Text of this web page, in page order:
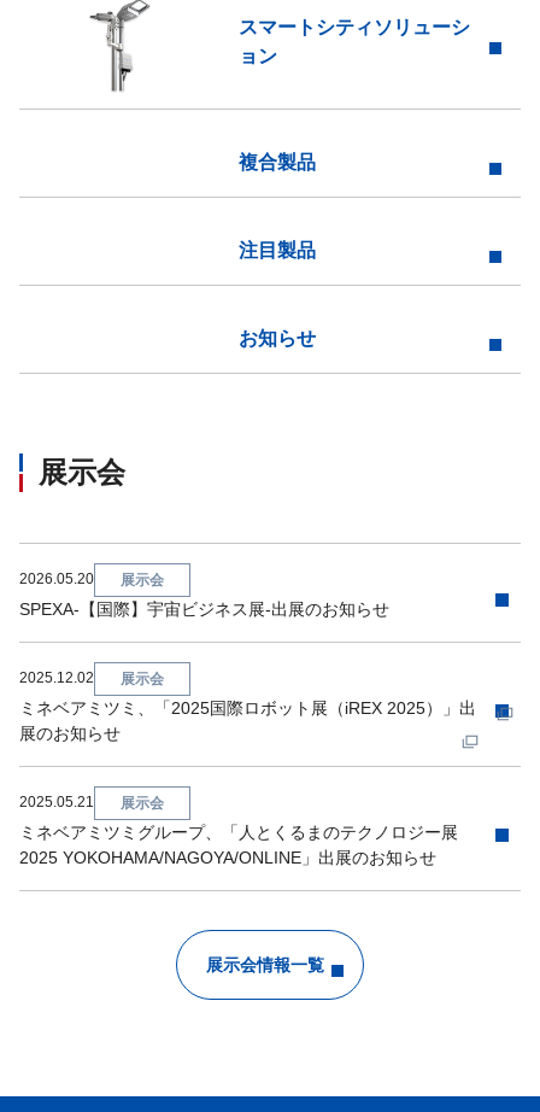
スマートシティソリューシ
ョン
複合製品
注目製品
お知らせ
展示会
2026.05.20 展示会
SPEXA-【国際】宇宙ビジネス展-出展のお知らせ
2025.12.02 展示会
ミネベアミツミ、「2025国際ロボット展（iREX 2025）」出
展のお知らせ
2025.05.21 展示会
ミネベアミツミグループ、「人とくるまのテクノロジー展
2025 YOKOHAMA/NAGOYA/ONLINE」出展のお知らせ
展示会情報一覧